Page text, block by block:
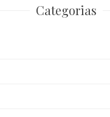
Categorias